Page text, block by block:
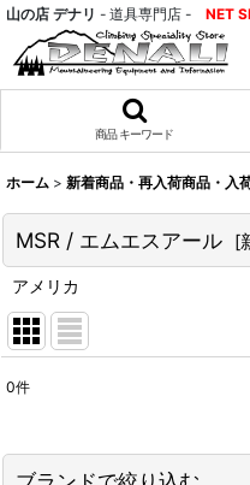
山の店 デナリ - 道具専門店 - NET
商品 キーワード
ホーム > 新着商品・再入荷商品・入
MSR / エムエスアール [
アメリカ
並び順
0件